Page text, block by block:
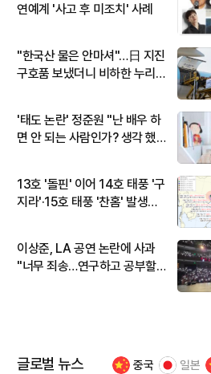
연예계 '사고 후 미조치' 사례
"한국산 물은 안마셔"…日 지진
구호품 보냈더니 비하한 누리
'태도 논란' 정준원 "난 배우 하
면 안 되는 사람인가? 생각 했
13호 '돌핀' 이어 14호 태풍 '구
지라'·15호 태풍 '찬홈' 발생…
이상준, LA 공연 논란에 사과
"너무 죄송…연구하고 공부할
글로벌 뉴스 중국 일본